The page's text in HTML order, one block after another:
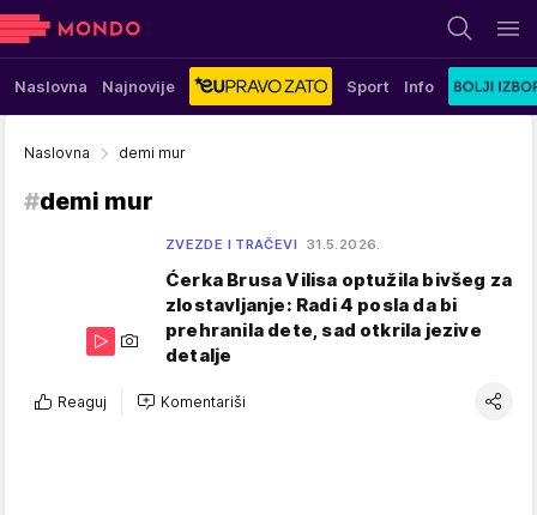
Naslovna Najnovije Sport Info
Naslovna demi mur
#demi mur
ZVEZDE I TRAČEVI 31.5.2026.
Ćerka Brusa Vilisa optužila bivšeg za
zlostavljanje: Radi 4 posla da bi
prehranila dete, sad otkrila jezive
detalje
Reaguj Komentariši